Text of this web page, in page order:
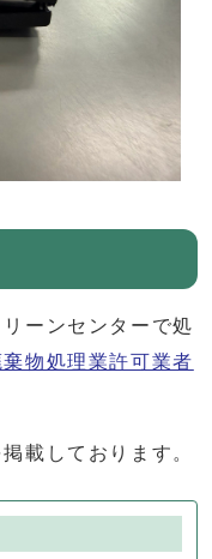
ーンセンターで処
物処理業許可業者
載しております。